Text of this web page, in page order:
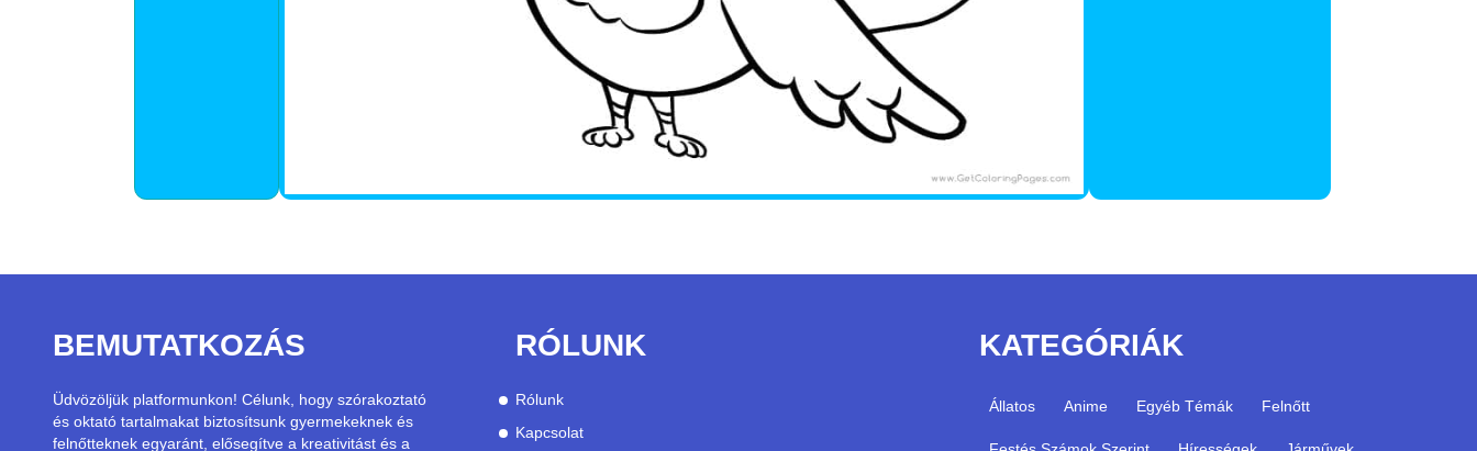
BEMUTATKOZÁS
Üdvözöljük platformunkon! Célunk, hogy szórakoztató
és oktató tartalmakat biztosítsunk gyermekeknek és
felnőtteknek egyaránt, elősegítve a kreativitást és a
RÓLUNK
Rólunk
Kapcsolat
KATEGÓRIÁK
Állatos Anime Egyéb Témák Felnőtt